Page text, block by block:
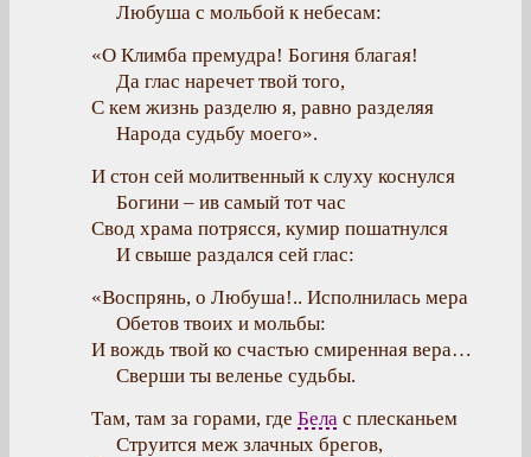
Любуша с мольбой к небесам:
«О Климба премудра! Богиня благая!
Да глас наречет твой того,
С кем жизнь разделю я, равно разделяя
Народа судьбу моего».
И стон сей молитвенный к слуху коснулся
Богини – ив самый тот час
Свод храма потрясся, кумир пошатнулся
И свыше раздался сей глас:
«Воспрянь, о Любуша!.. Исполнилась мера
Обетов твоих и мольбы:
И вождь твой ко счастью смиренная вера…
Сверши ты веленье судьбы.
Там, там за горами, где Бела с плесканьем
Струится меж злачных брегов,